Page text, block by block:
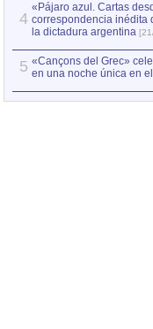
4
«Pájaro azul. Cartas
correspondencia inédita
la dictadura argentina
5 «Cançons del Grec»
en una noche única en